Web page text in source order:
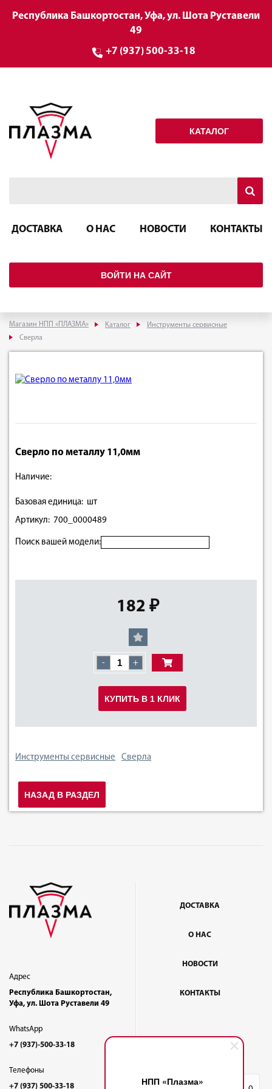
НПП «Плазма»
Республика Башкортостан, Уфа, ул. Шота Руставели
49
+7 (937) 500-33-18
КАТАЛОГ
ДОСТАВКА О НАС НОВОСТИ КОНТАКТЫ
ВОЙТИ НА САЙТ
Магазин НПП «ПЛАЗМА» Каталог
Инструменты сервисные
Сверла
Сверло по металлу 11,0мм
Наличие:
Базовая единица: шт
Артикул: 700_0000489
Поиск вашей модели:
182 ₽
- +
КУПИТЬ В 1 КЛИК
Инструменты сервисные Сверла
НАЗАД В РАЗДЕЛ
Адрес
Республика Башкортостан,
Уфа, ул. Шота Руставели 49
WhatsApp
+7 (937)-500-33-18
Телефоны
+7 (937) 500-33-18
ДОСТАВКА
О НАС
НОВОСТИ
КОНТАКТЫ